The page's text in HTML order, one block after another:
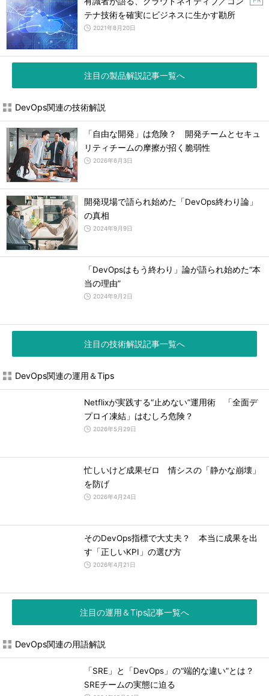
テナ技術を確実にビジネスに生かす勘所
2021年8月20日
注目の製品解説記事一覧へ
DevOps関連の技術解説
「自由な開発」は危険？ 開発チームとセキュ
リティチームの摩擦が招く脆弱性
2026年6月3日
開発現場で語られ始めた「DevOps終わり論」
の真相
2024年9月9日
「DevOpsはもう終わり」論が語られ始めた“本
当の理由”
2024年9月2日
注目の技術解説記事一覧へ
DevOps関連の運用＆Tips
Netflixが実践する“止めない”運用術 「全面デ
プロイ凍結」はむしろ危険？
2026年5月29日
忙しいけど成果ゼロ 情シスの「静かな崩壊」
を防げ
2026年4月24日
そのDevOps指標で大丈夫？ 本当に成果を出
す「正しいKPI」の選び方
2026年4月21日
注目の運用＆Tips記事一覧へ
DevOps関連の用語解説
「SRE」と「DevOps」の“端的な違い”とは？
SREチームの実態に迫る